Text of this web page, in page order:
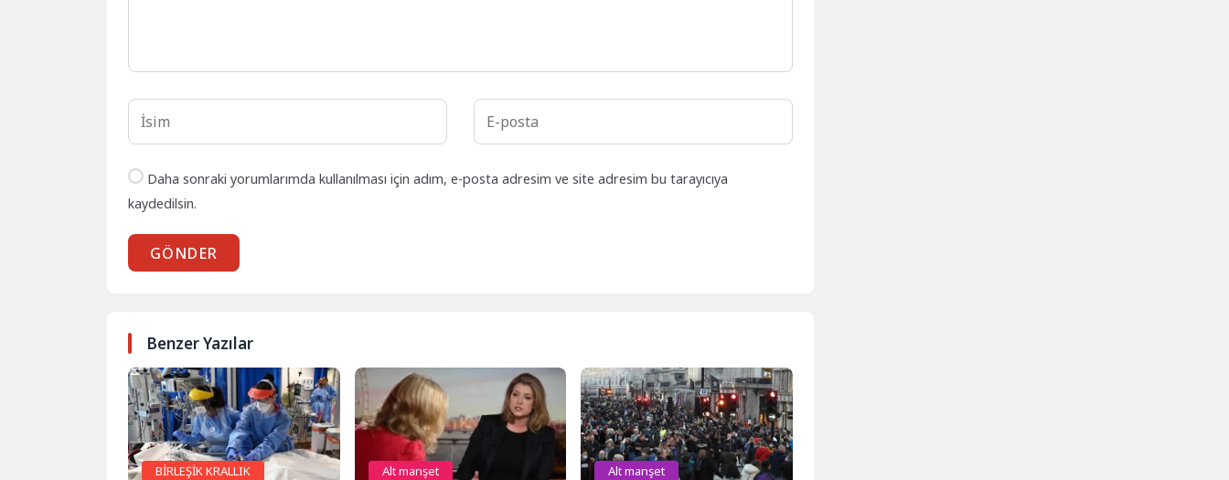
Daha sonraki yorumlarımda kullanılması için adım, e-posta adresim ve site adresim bu tarayıcıya
kaydedilsin.
GÖNDER
Benzer Yazılar
BİRLEŞİK KRALLIK Alt manşet Alt manşet